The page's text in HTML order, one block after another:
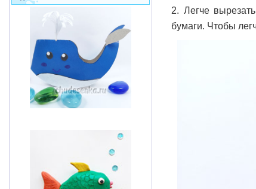
2. Легче
бумаги. Чтобы